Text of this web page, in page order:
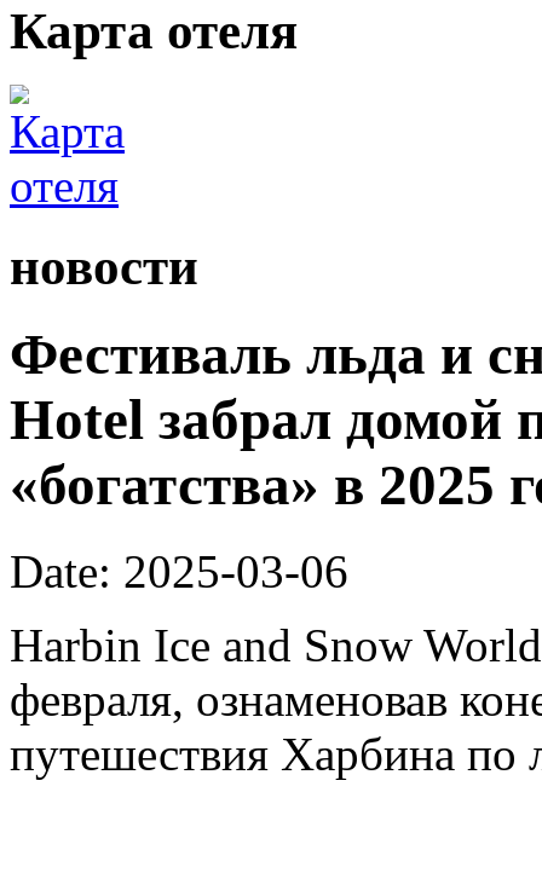
Карта отеля
новости
Фестиваль льда и
Hotel забрал домой
«богатства» в 2025
Date: 2025-03-06
Harbin Ice and Snow
февраля, ознаменовав
путешествия Харбина по